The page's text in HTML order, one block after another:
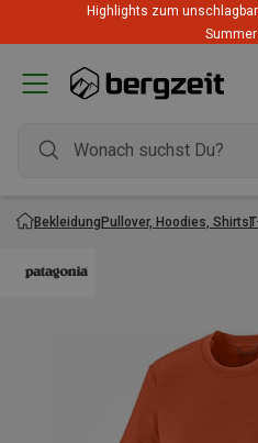
Highlights zum
BekleidungPullover, Hoodies, Shirts